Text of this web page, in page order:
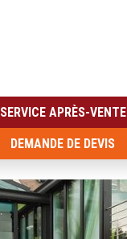
SERVICE APRÈS-VENTE
DEMANDE DE DEVIS